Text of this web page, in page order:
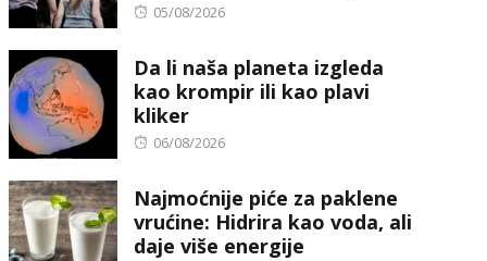
Posted
05/08/2026
Da li naša planeta izgleda
kao krompir ili kao plavi
kliker
Posted
06/08/2026
Najmoćnije piće za paklene
vrućine: Hidrira kao voda, ali
daje više energije